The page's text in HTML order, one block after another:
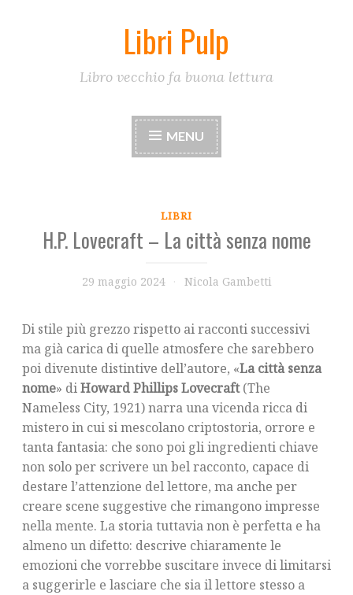
Libri Pulp
Libro vecchio fa buona lettura
MENU
LIBRI
H.P. Lovecraft – La città senza nome
29 maggio 2024 Nicola Gambetti
Di stile più grezzo rispetto ai racconti successivi
ma già carica di quelle atmosfere che sarebbero
poi divenute distintive dell’autore, «La città senza
nome» diHoward Phillips Lovecraft(The
Nameless City, 1921) narra una vicenda ricca di
mistero in cui si mescolano criptostoria, orrore e
tanta fantasia: che sono poi gli ingredienti chiave
non solo per scrivere un bel racconto, capace di
destare l’attenzione del lettore, ma anche per
creare scene suggestive che rimangono impresse
nella mente. La storia tuttavia non è perfetta e ha
almeno un difetto: descrive chiaramente le
emozioni che vorrebbe suscitare invece di limitarsi
a suggerirle e lasciare che sia il lettore stesso a